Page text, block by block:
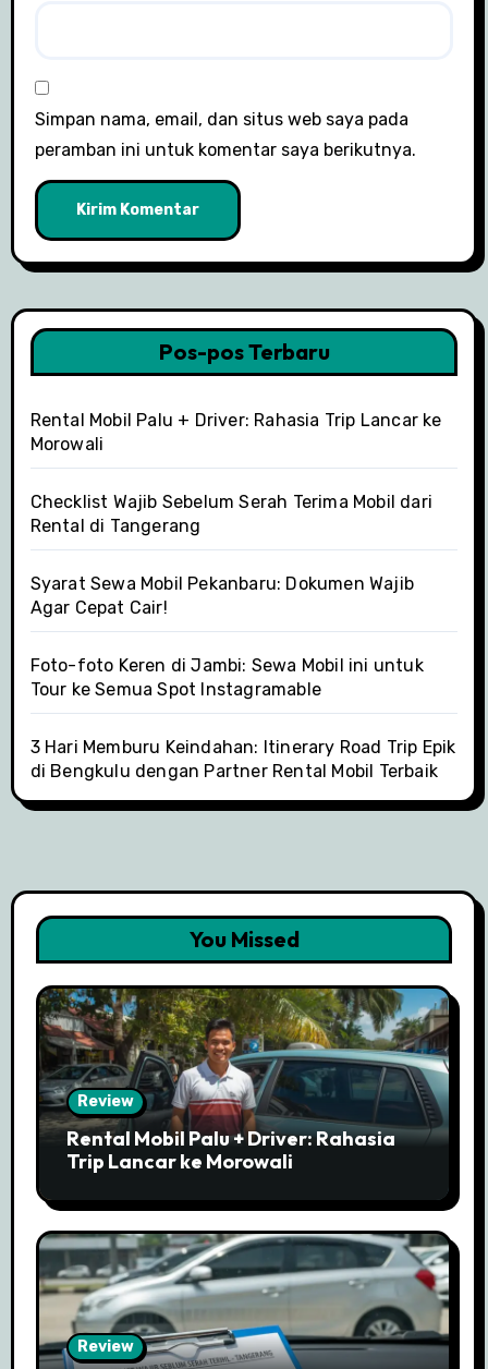
Simpan nama, email, dan situs web saya pada
peramban ini untuk komentar saya berikutnya.
Pos-pos Terbaru
Rental Mobil Palu + Driver: Rahasia Trip Lancar ke
Morowali
Checklist Wajib Sebelum Serah Terima Mobil dari
Rental di Tangerang
Syarat Sewa Mobil Pekanbaru: Dokumen Wajib
Agar Cepat Cair!
Foto-foto Keren di Jambi: Sewa Mobil ini untuk
Tour ke Semua Spot Instagramable
3 Hari Memburu Keindahan: Itinerary Road Trip Epik
di Bengkulu dengan Partner Rental Mobil Terbaik
You Missed
Review
Rental Mobil Palu + Driver: Rahasia
Trip Lancar ke Morowali
Review